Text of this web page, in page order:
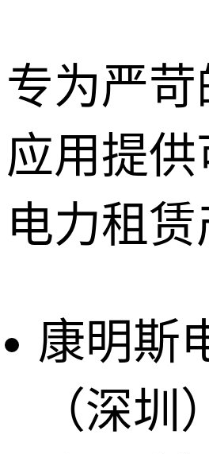
专为严
应用提
电力租赁
康明斯
（深圳
深圳租赁服
惠州租赁服
务
东莞租赁服